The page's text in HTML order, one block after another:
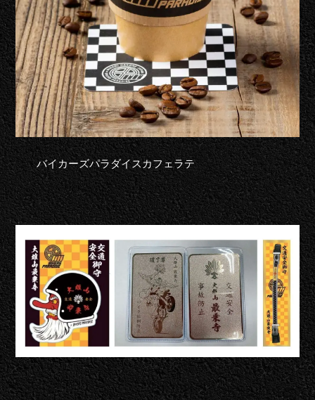
バイカーズパラダイスカフェラテ